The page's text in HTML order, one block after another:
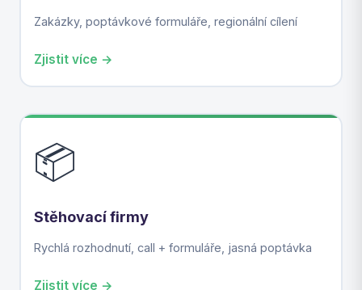
Zakázky, poptávkové formuláře, regionální cílení
Zjistit více →
📦
Stěhovací firmy
Rychlá rozhodnutí, call + formuláře, jasná poptávka
Zjistit více →